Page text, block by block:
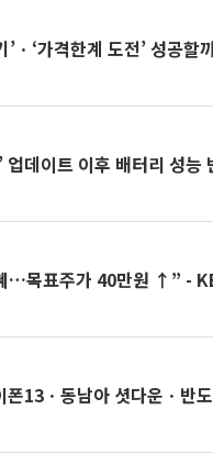
ㆍ‘가격한계 도전’ 성공할
업데이트 이후 배터리 성능
…목표주가 40만원 ↑” -
13ㆍ동남아 셧다운ㆍ반